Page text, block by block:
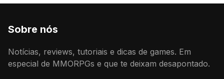
Sobre nós
Notícias, reviews, tutoriais e dicas de games. Em
especial de MMORPGs e que te deixam desapontado.